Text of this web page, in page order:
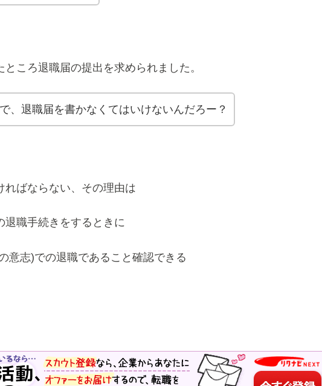
ころ退職届の提出を求められました。
、退職届を書かなくてはいけないんだろー？
ればならない、その理由は
退職手続きをするときに
意志)での退職であること確認できる